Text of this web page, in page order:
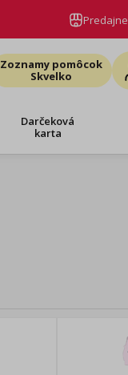
Predajne
Zoznamy pomôcok
Skvelko
Darčeková
karta